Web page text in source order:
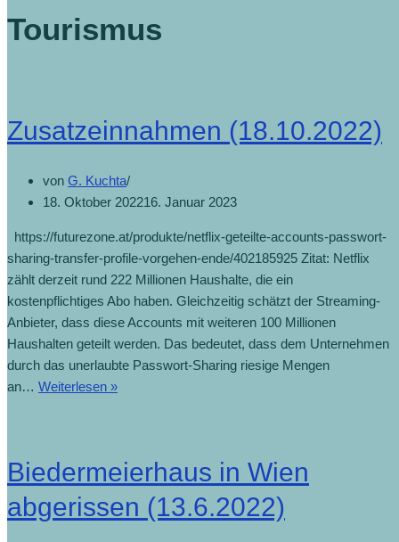
Tourismus
Zusatzeinnahmen (18.10.2022)
von G. Kuchta
18. Oktober 202216. Januar 2023
https://futurezone.at/produkte/netflix-geteilte-accounts-passwort-
sharing-transfer-profile-vorgehen-ende/402185925 Zitat: Netflix
zählt derzeit rund 222 Millionen Haushalte, die ein
kostenpflichtiges Abo haben. Gleichzeitig schätzt der Streaming-
Anbieter, dass diese Accounts mit weiteren 100 Millionen
Haushalten geteilt werden. Das bedeutet, dass dem Unternehmen
durch das unerlaubte Passwort-Sharing riesige Mengen
an… Weiterlesen »
Biedermeierhaus in Wien
abgerissen (13.6.2022)